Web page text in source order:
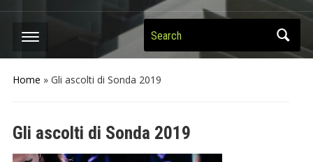
Search
Home » Gli ascolti di Sonda 2019
Gli ascolti di Sonda 2019